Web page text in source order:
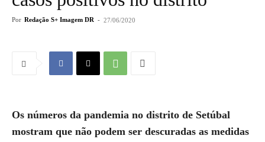
Por Redação S+ Imagem DR - 27/06/2020
Os números da pandemia no distrito de Setúbal
mostram que não podem ser descuradas as medidas